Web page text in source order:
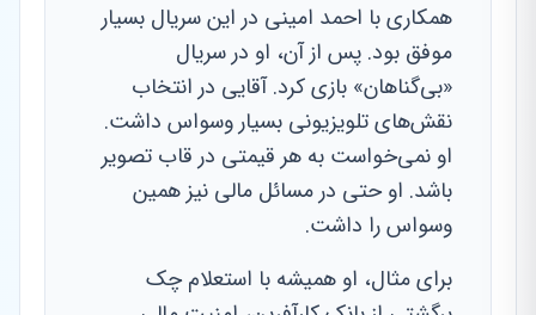
همکاری با احمد امینی در این سریال بسیار
موفق بود. پس از آن، او در سریال
«بی‌گناهان» بازی کرد. آقایی در انتخاب
نقش‌های تلویزیونی بسیار وسواس داشت.
او نمی‌خواست به هر قیمتی در قاب تصویر
باشد. او حتی در مسائل مالی نیز همین
وسواس را داشت.
برای مثال، او همیشه با استعلام چک